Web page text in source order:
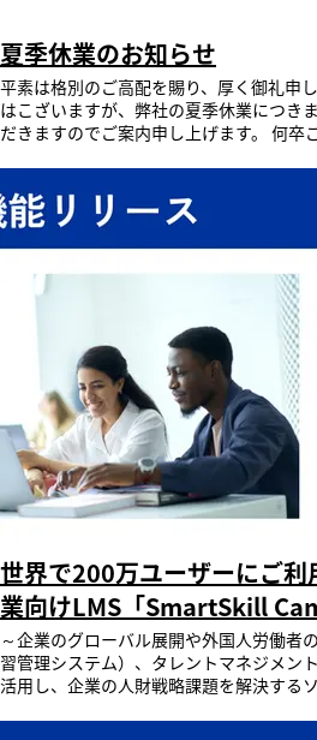
夏季休業のお知らせ
平素は格別のご高配を賜り、厚く御礼申
はこざいますが、弊社の夏季休業につき
だきますのでご案内申し上げます。 何卒
ージからのお問い合わせにつきましても
次回答をさせていただきます。 ご不便を
しくお願い申し上げます。
世界で200万ユーザーにご
業向けLMS「SmartSkill
ェースに“ネパール語・ノル
を追加し41言語を標準装備
～企業のグローバル展開や外国人労働者
習管理システム）、タレントマネジメン
活用し、企業の人財戦略課題を解決する